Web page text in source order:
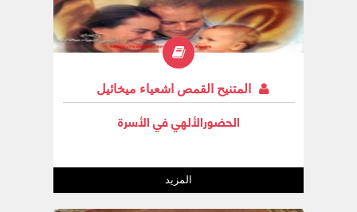
المتنيح القمص اشعياء ميخائيل
الحضورالألهي في الأسرة
المزيد